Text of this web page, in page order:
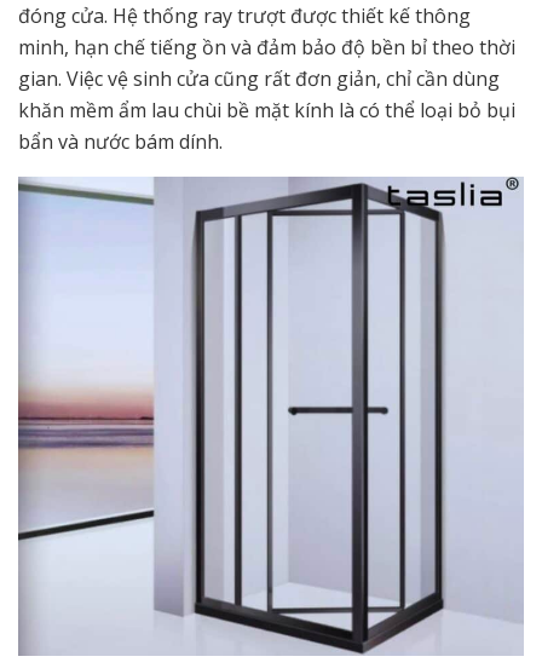
đóng cửa. Hệ thống ray trượt được thiết kế thông
minh, hạn chế tiếng ồn và đảm bảo độ bền bỉ theo thời
gian. Việc vệ sinh cửa cũng rất đơn giản, chỉ cần dùng
khăn mềm ẩm lau chùi bề mặt kính là có thể loại bỏ bụi
bẩn và nước bám dính.